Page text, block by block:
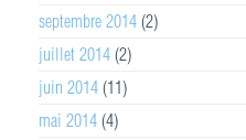
septembre 2014 (2)
juillet 2014 (2)
juin 2014 (11)
mai 2014 (4)